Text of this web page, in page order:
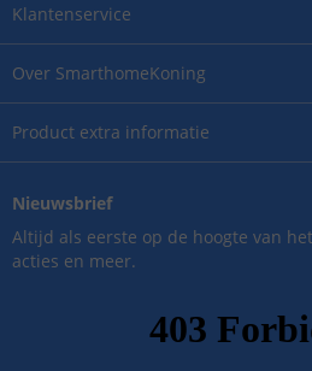
Over SmarthomeKoning
Product extra informatie
Klantenservice
Nieuwsbrief
Altijd als eerste op de hoogte van
acties en meer.